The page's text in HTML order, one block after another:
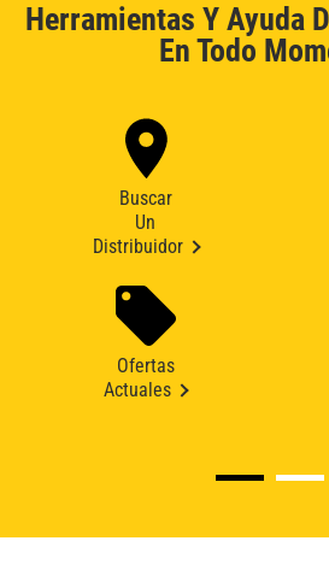
Herramientas Y Ayuda
En Todo
Buscar
Un
Distribuidor
Ofertas
Actuales